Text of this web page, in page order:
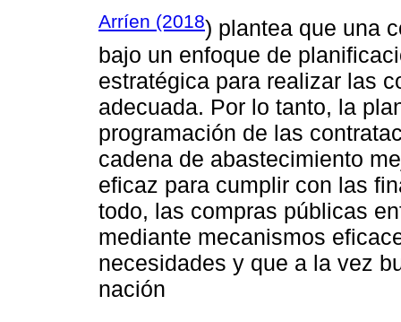
Arríen (2018) plantea que una
bajo un enfoque de
estratégica para realizar las
adecuada. Por lo tanto, la
programación de las
cadena de abastecimiento
eficaz para cumplir con las
todo, las compras públicas
mediante mecanismos
necesidades y que a la vez
nación